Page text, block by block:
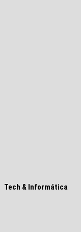
Tech & Informática